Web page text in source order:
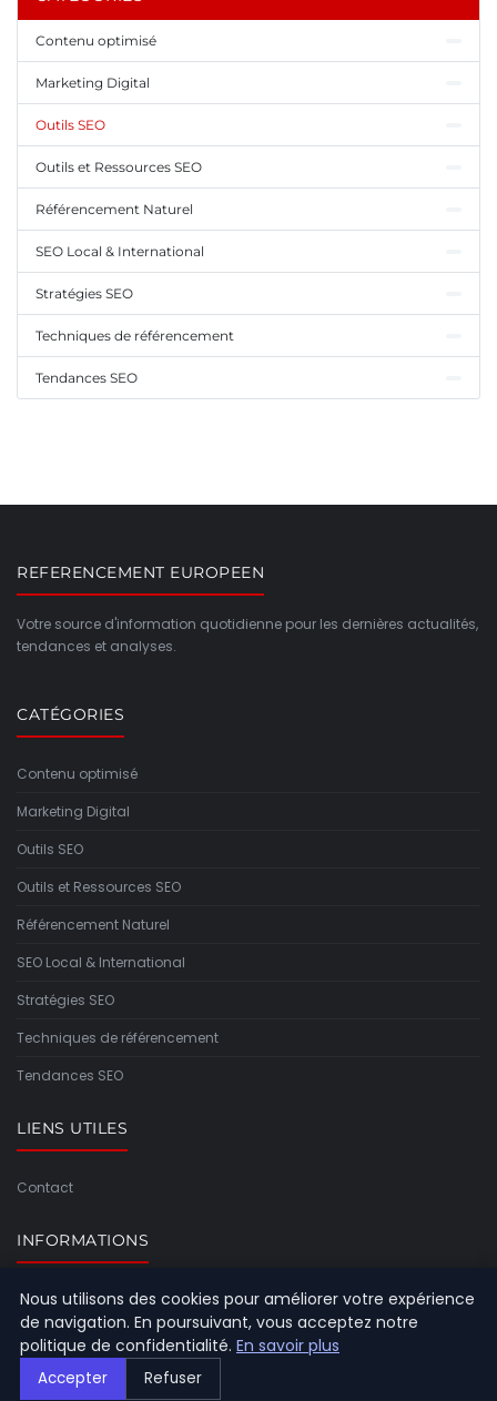
Contenu optimisé
Marketing Digital
Outils SEO
Outils et Ressources SEO
Référencement Naturel
SEO Local & International
Stratégies SEO
Techniques de référencement
Tendances SEO
REFERENCEMENT EUROPEEN
Votre source d'information quotidienne pour les dernières actualités,
tendances et analyses.
CATÉGORIES
Contenu optimisé
Marketing Digital
Outils SEO
Outils et Ressources SEO
Référencement Naturel
SEO Local & International
Stratégies SEO
Techniques de référencement
Tendances SEO
LIENS UTILES
Contact
INFORMATIONS
Plan du site
© 2026 Referencement Europeen. Tous droits réservés.
Nous utilisons des cookies pour améliorer votre expérience
de navigation. En poursuivant, vous acceptez notre
politique de confidentialité. En savoir plus
Accepter Refuser